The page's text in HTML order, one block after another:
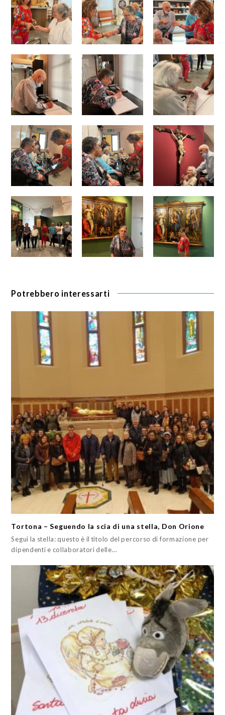
Potrebbero interessarti
Tortona – Seguendo la scia di una stella, Don Orione
Segui la stella: questo è il titolo del percorso di formazione per
dipendenti e collaboratori delle…